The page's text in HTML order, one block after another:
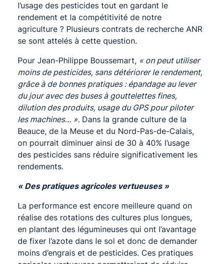
l’usage des pesticides tout en gardant le
rendement et la compétitivité de notre
agriculture ? Plusieurs contrats de recherche ANR
se sont attelés à cette question.
Pour Jean-Philippe Boussemart, « on peut utiliser
moins de pesticides, sans détériorer le rendement,
grâce à de bonnes pratiques : épandage au lever
du jour avec des buses à gouttelettes fines,
dilution des produits, usage du GPS pour piloter
les machines… ».Dans la grande culture de la
Beauce, de la Meuse et du Nord-Pas-de-Calais,
on pourrait diminuer ainsi de 30 à 40% l’usage
des pesticides sans réduire significativement les
rendements.
« Des pratiques agricoles vertueuses »
La performance est encore meilleure quand on
réalise des rotations des cultures plus longues,
en plantant des légumineuses qui ont l’avantage
de fixer l’azote dans le sol et donc de demander
moins d’engrais et de pesticides. Ces pratiques